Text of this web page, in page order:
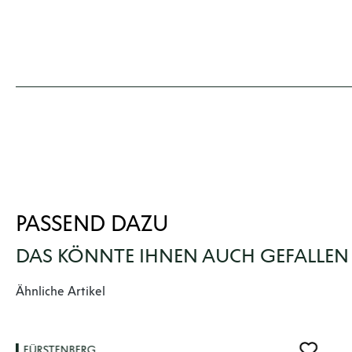
PASSEND DAZU
DAS KÖNNTE IHNEN AUCH GEFALLEN
Produktgalerie überspringen
Ähnliche Artikel